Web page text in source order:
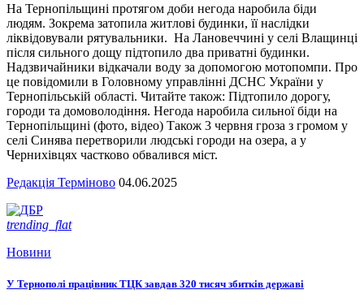
На Тернопільщині протягом доби негода наробила біди
людям. Зокрема затопила житлові будинки, її наслідки
ліквідовували рятувальники. На Лановеччині у селі Влащинці
після сильного дощу підтопило два приватні будинки.
Надзвичайники відкачали воду за допомогою мотопомпи. Про
це повідомили в Головному управлінні ДСНС України у
Тернопільській області. Читайте також: Підтопило дорогу,
городи та домоволодіння. Негода наробила сильної біди на
Тернопільщині (фото, відео) Також 3 червня гроза з громом у
селі Синява перетворили людські городи на озера, а у
Чернихівцях частково обвалився міст.
Редакція Терміново 04.06.2025
trending_flat
Новини
У Тернополі працівник ТЦК завдав 320 тисяч збитків державі